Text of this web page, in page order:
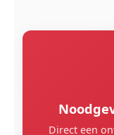
Direct een